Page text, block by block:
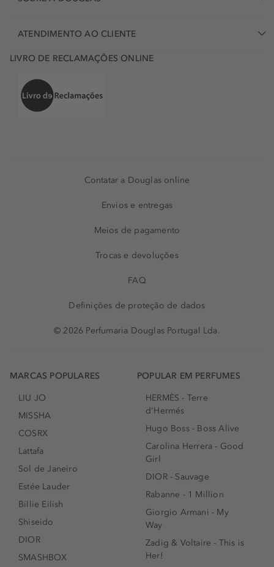
ATENDIMENTO AO CLIENTE
LIVRO DE RECLAMAÇÕES ONLINE
Contatar a Douglas online
Envios e entregas
Meios de pagamento
Trocas e devoluções
FAQ
Definições de proteção de dados
© 2026 Perfumaria Douglas Portugal Lda.
MARCAS POPULARES
LIU JO
MISSHA
COSRX
Lattafa
Sol de Janeiro
Estée Lauder
Billie Eilish
Shiseido
DIOR
SMASHBOX
POPULAR EM PERFUMES
HERMÈS - Terre
d'Hermés
Hugo Boss - Boss Alive
Carolina Herrera - Good
Girl
DIOR - Sauvage
Rabanne - 1 Million
Giorgio Armani - My
Way
Zadig & Voltaire - This is
Her!